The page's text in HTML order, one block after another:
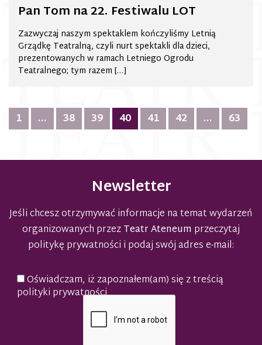
Pan Tom na 22. Festiwalu LOT
Zazwyczaj naszym spektaklem kończyliśmy Letnią
Grządkę Teatralną, czyli nurt spektakli dla dzieci,
prezentowanych w ramach Letniego Ogrodu
Teatralnego; tym razem […]
Nawigacja
po
wpisach
1 … 38 39 40 41 42 … 63
Newsletter
Jeśli chcesz otrzymywać informacje na temat wydarzeń
organizowanych przezTeatr Ateneum przeczytaj
politykę prywatności i podaj swój adres e-mail:
Oświadczam, iż zapoznałem(am) się z treścią
polityki prywatności